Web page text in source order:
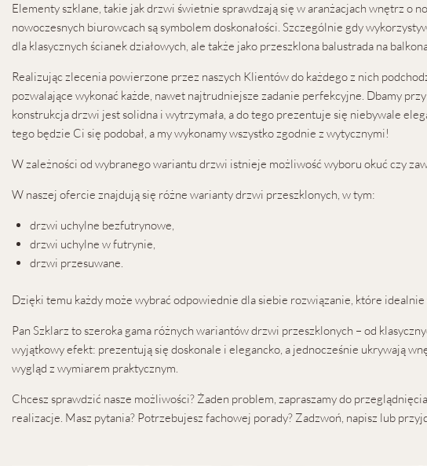
Elementy szklane, takie jak drzwi świetnie sprawdzają się w aranżacjach wnętrz o
nowoczesnych biurowcach są symbolem doskonałości. Szczególnie gdy
dla klasycznych ścianek działowych, ale także jako przeszklona balustrada na
Realizując zlecenia powierzone przez naszych Klientów do każdego z nich
pozwalające wykonać każde, nawet najtrudniejsze zadanie perfekcyjne. Dbamy
konstrukcja drzwi jest solidna i wytrzymała, a do tego prezentuje się niebywale
tego będzie Ci się podobał, a my wykonamy wszystko zgodnie z wytycznymi!
W zależności od wybranego wariantu drzwi istnieje możliwość wyboru okuć czy
W naszej ofercie znajdują się różne warianty drzwi przeszklonych, w tym:
drzwi uchylne bezfutrynowe,
drzwi uchylne w futrynie,
drzwi przesuwane.
Dzięki temu każdy może wybrać odpowiednie dla siebie rozwiązanie, które
Pan Szklarz to szeroka gama różnych wariantów drzwi przeszklonych – od
wyjątkowy efekt: prezentują się doskonale i elegancko, a jednocześnie ukrywają
wygląd z wymiarem praktycznym.
Chcesz sprawdzić nasze możliwości? Żaden problem, zapraszamy do
realizacje. Masz pytania? Potrzebujesz fachowej porady? Zadzwoń, napisz lub